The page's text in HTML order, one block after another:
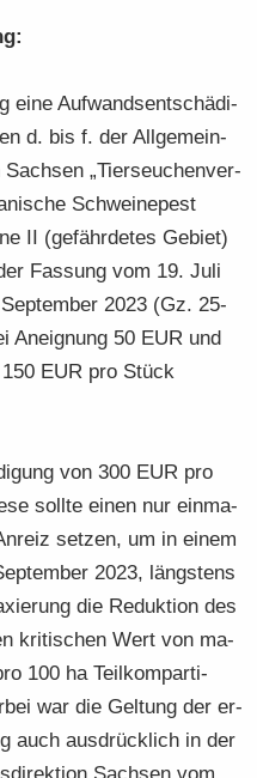
eine Auf­wands­ent­schä­di­
d. bis f. der All­ge­mein­
„Tier­seu­chen­ver­
Schwei­ne­pest
II (ge­fähr­de­tes Ge­biet)
Fas­sung vom 19. Juli
2023 (Gz. 25-
An­eig­nung 50 EUR und
EUR pro Stück
von 300 EUR pro
soll­te einen nur ein­ma­
set­zen, um in einem
2023, längs­tens
die Re­duk­ti­on des
kri­ti­schen Wert von ma­
100 ha Teil­kom­par­ti­
war die Gel­tung der er­
auch aus­drück­lich in der